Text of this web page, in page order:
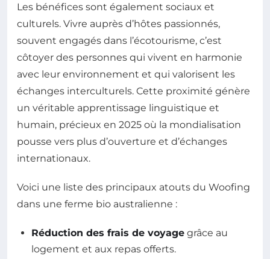
Les bénéfices sont également sociaux et
culturels. Vivre auprès d’hôtes passionnés,
souvent engagés dans l’écotourisme, c’est
côtoyer des personnes qui vivent en harmonie
avec leur environnement et qui valorisent les
échanges interculturels. Cette proximité génère
un véritable apprentissage linguistique et
humain, précieux en 2025 où la mondialisation
pousse vers plus d’ouverture et d’échanges
internationaux.
Voici une liste des principaux atouts du Woofing
dans une ferme bio australienne :
Réduction des frais de voyage grâce au
logement et aux repas offerts.